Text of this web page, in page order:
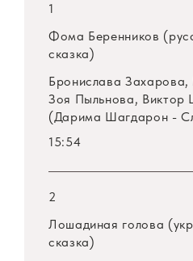
1
Фома Беренников
сказка)
Бронислава
Зоя Пыльнова, Виктор
(Дарима Шагдарон -
15:54
2
Лошадиная голова
сказка)